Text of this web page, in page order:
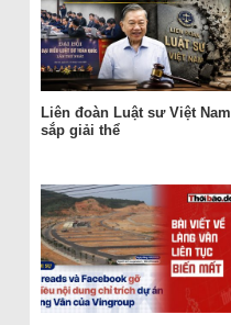
Liên đoàn Luật sư Việt Nam
sắp giải thể